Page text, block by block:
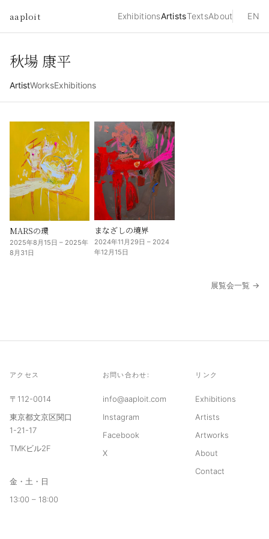
aaploit ExhibitionsArtistsTextsAbout EN
秋場 康平
ArtistWorksExhibitions
MARSの環
2025年8月15日 – 2025年
8月31日
まなざしの境界
2024年11月29日 – 2024
年12月15日
展覧会一覧 →
アクセス
〒112-0014
東京都文京区関口
1-21-17
TMKビル2F
金・土・日
13:00 – 18:00
お問い合わせ:
info@aaploit.com
Instagram
Facebook
X
リンク
Exhibitions
Artists
Artworks
About
Contact